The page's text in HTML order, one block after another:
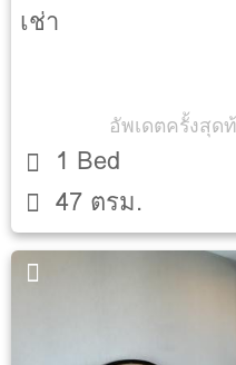
เช่า
อัพเดตครั้งสุด
1 Bed
47 ตรม.